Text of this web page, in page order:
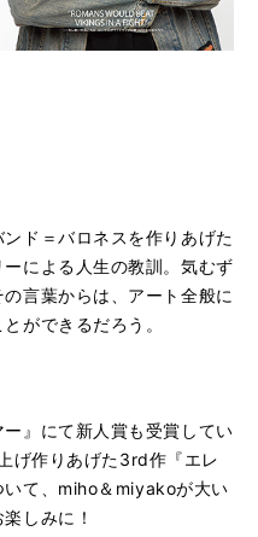
ド＝バロネスを作りあげた
による人生の教訓。気むず
言葉からは、アート全般に
ができるだろう。
』にて新人賞も受賞してい
げ作りあげた3rd作『エレ
いて、miho＆miyakoが大い
しみに！